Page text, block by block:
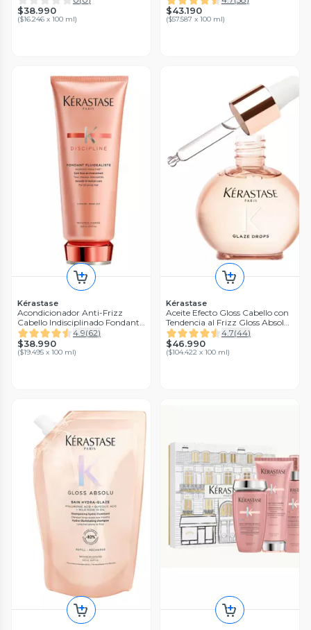
$38.990
($16.246 x 100 ml)
$43.190
($57.587 x 100 ml)
Kérastase
Acondicionador Anti-Frizz
Cabello Indisciplinado Fondant
Fluidealiste Discipline 200ml
4.9(62)
$38.990
($19.495 x 100 ml)
Kérastase
Aceite Efecto Gloss Cabello con
Tendencia al Frizz Gloss Absolu
Glaze Drops 45 ml
4.7(44)
$46.990
($104.422 x 100 ml)